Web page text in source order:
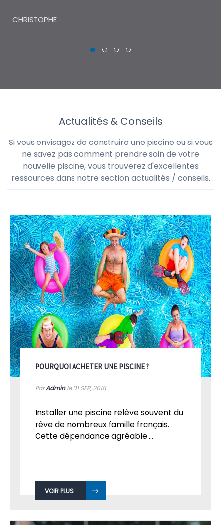
CHRISTOPHE
Actualités & Conseils
Si vous envisagez de construire une piscine ou si vous
ne savez pas comment prendre soin de votre
nouvelle piscine, vous trouverez d'excellentes
ressources dans notre section actualités / conseils.
POURQUOI ACHETER UNE PISCINE ?
ParAdminle 01SEP, 2018
Installer une piscine relève souvent du
rêve de nombreux famille français.
Cette dépendance agréable ...
VOIR PLUS